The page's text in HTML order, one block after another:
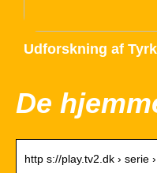
Udforskning af
De
http s://play.tv2.dk › serie